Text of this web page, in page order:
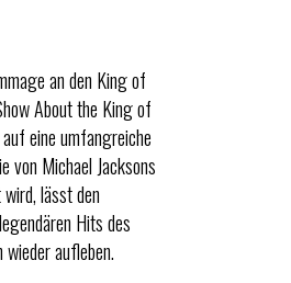
an den King of
About the King of
eine umfangreiche
von Michael Jacksons
lässt den
Hits des
aufleben.